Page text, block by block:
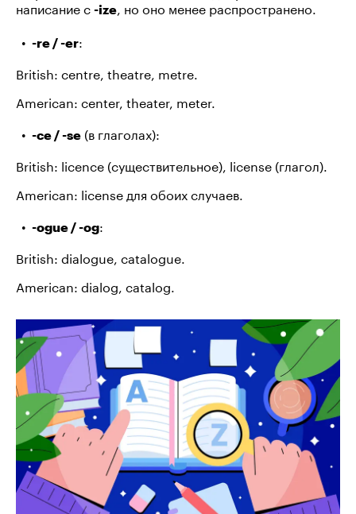
написание с -ize , но оно менее распространено.
-re / -er:
British: centre, theatre, metre.
American: center, theater, meter.
-ce / -se (в глаголах):
British: licence (существительное), license (глагол).
American: license для обоих случаев.
-ogue / -og:
British: dialogue, catalogue.
American: dialog, catalog.